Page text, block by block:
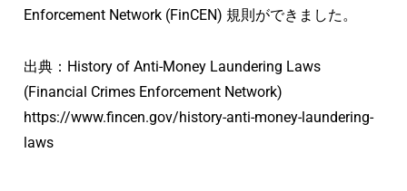
Enforcement Network (FinCEN) 規則ができました。
出典：History of Anti-Money Laundering Laws
(Financial Crimes Enforcement Network)
https://www.fincen.gov/history-anti-money-laundering-
laws